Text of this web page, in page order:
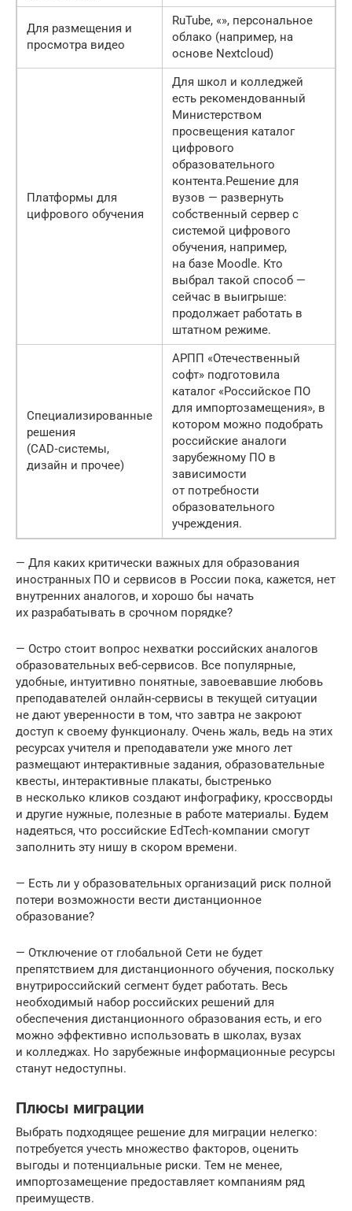
Для размещения и
просмотра видео
RuTube, «», персональное
облако (например, на
основе Nextсloud)
Платформы для
цифрового обучения
Для школ и колледжей
есть рекомендованный
Министерством
просвещения каталог
цифрового
образовательного
контента.Решение для
вузов — развернуть
собственный сервер с
системой цифрового
обучения, например,
на базе Moodle. Кто
выбрал такой способ —
сейчас в выигрыше:
продолжает работать в
штатном режиме.
Специализированные
решения
(CAD‑системы,
дизайн и прочее)
АРПП «Отечественный
софт» подготовила
каталог «Российское ПО
для импортозамещения», в
котором можно подобрать
российские аналоги
зарубежному ПО в
зависимости
от потребности
образовательного
учреждения.
— Для каких критически важных для образования
иностранных ПО и сервисов в России пока, кажется, нет
внутренних аналогов, и хорошо бы начать
их разрабатывать в срочном порядке?
— Остро стоит вопрос нехватки российских аналогов
образовательных веб‑сервисов. Все популярные,
удобные, интуитивно понятные, завоевавшие любовь
преподавателей онлайн-сервисы в текущей ситуации
не дают уверенности в том, что завтра не закроют
доступ к своему функционалу. Очень жаль, ведь на этих
ресурсах учителя и преподаватели уже много лет
размещают интерактивные задания, образовательные
квесты, интерактивные плакаты, быстренько
в несколько кликов создают инфографику, кроссворды
и другие нужные, полезные в работе материалы. Будем
надеяться, что российские EdTech‑компании смогут
заполнить эту нишу в скором времени.
— Есть ли у образовательных организаций риск полной
потери возможности вести дистанционное
образование?
— Отключение от глобальной Сети не будет
препятствием для дистанционного обучения, поскольку
внутрироссийский сегмент будет работать. Весь
необходимый набор российских решений для
обеспечения дистанционного образования есть, и его
можно эффективно использовать в школах, вузах
и колледжах. Но зарубежные информационные ресурсы
станут недоступны.
Плюсы миграции
Выбрать подходящее решение для миграции нелегко:
потребуется учесть множество факторов, оценить
выгоды и потенциальные риски. Тем не менее,
импортозамещение предоставляет компаниям ряд
преимуществ.